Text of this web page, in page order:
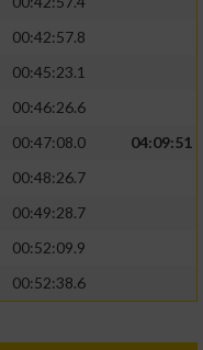
00:42:57.8
00:45:23.1
00:46:26.6
00:47:08.0
04:09:51
00:48:26.7
00:49:28.7
00:52:09.9
00:52:38.6